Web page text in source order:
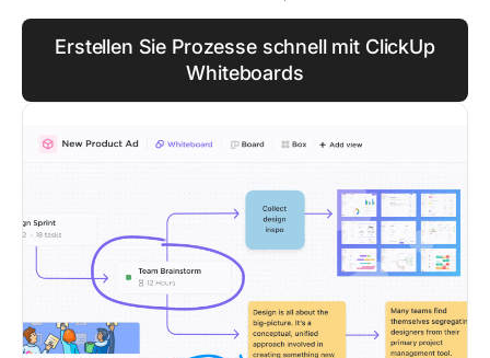
Erstellen Sie Prozesse schnell mit ClickUp
Whiteboards